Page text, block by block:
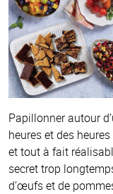
Papillonner autour
heures et des
et tout à fait
secret trop
d’œufs et de